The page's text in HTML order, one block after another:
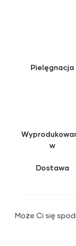
Pielęgnacja
w
Dostawa
Może Ci się